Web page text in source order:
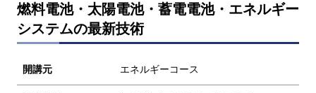
燃料電池・太陽電池・蓄電電池・エネルギー
システムの最新技術
開講元 エネルギーコース